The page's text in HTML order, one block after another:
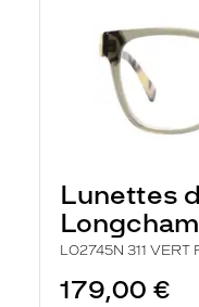
Lunettes
LO2745N 311 VERT
179,00 €